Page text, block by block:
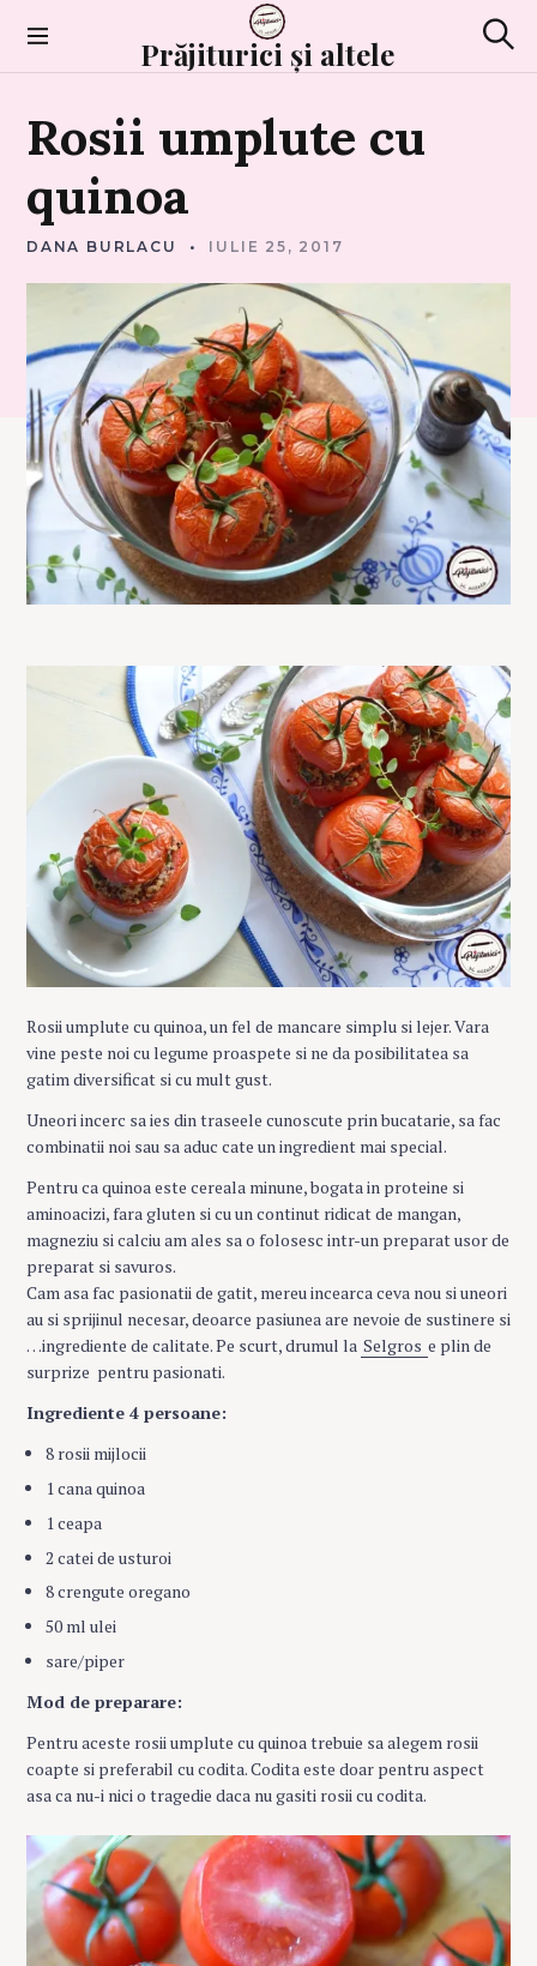
Prăjiturici și altele
U
L
E
M
E
Rosii umplute cu
quinoa
DANA BURLACU IULIE 25, 2017
Rosii umplute cu quinoa, un fel de mancare simplu si lejer. Vara
vine peste noi cu legume proaspete si ne da posibilitatea sa
gatim diversificat si cu mult gust.
Uneori incerc sa ies din traseele cunoscute prin bucatarie, sa fac
combinatii noi sau sa aduc cate un ingredient mai special.
Pentru ca quinoa este cereala minune, bogata in proteine si
aminoacizi, fara gluten si cu un continut ridicat de mangan,
magneziu si calciu am ales sa o folosesc intr-un preparat usor de
preparat si savuros.
Cam asa fac pasionatii de gatit, mereu incearca ceva nou si uneori
au si sprijinul necesar, deoarce pasiunea are nevoie de sustinere si
…ingrediente de calitate. Pe scurt, drumul la Selgros e plin de
surprize pentru pasionati.
Ingrediente 4 persoane:
8 rosii mijlocii
1 cana quinoa
1 ceapa
2 catei de usturoi
8 crengute oregano
50 ml ulei
sare/piper
Mod de preparare:
Pentru aceste rosii umplute cu quinoa trebuie sa alegem rosii
coapte si preferabil cu codita. Codita este doar pentru aspect
asa ca nu-i nici o tragedie daca nu gasiti rosii cu codita.